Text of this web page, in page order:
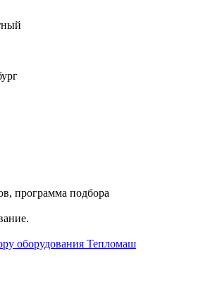
программа подбора
оборудования Тепломаш